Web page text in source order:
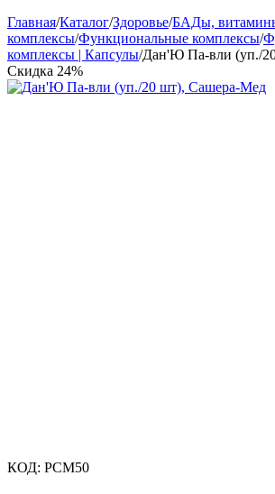
Главная/Каталог/Здоровье/БАДы,
комплексы/Функциональные комплексы/
комплексы | Капсулы/Дан'Ю Па-вли (уп./
Скидка 24%
КОД: РСМ50